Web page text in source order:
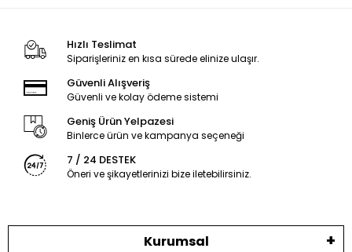
Hızlı Teslimat
Siparişleriniz en kısa sürede elinize ulaşır.
Güvenli Alışveriş
Güvenli ve kolay ödeme sistemi
Geniş Ürün Yelpazesi
Binlerce ürün ve kampanya seçeneği
7 / 24 DESTEK
Öneri ve şikayetlerinizi bize iletebilirsiniz.
Kurumsal